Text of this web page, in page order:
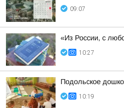
09:07
«Из России, с
10:27
Подольское
10:19